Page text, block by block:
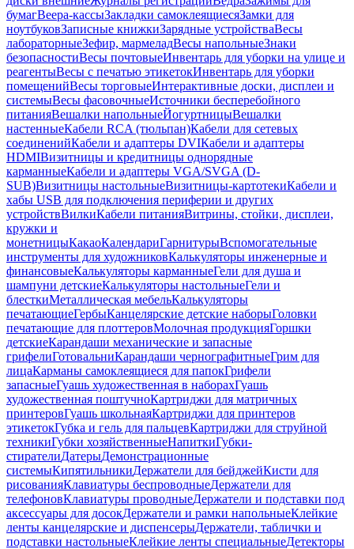
бумагВеера-кассыЗакладки самоклеящиесяЗамки для
ноутбуковЗаписные книжкиЗарядные устройстваВесы
лабораторныеЗефир, мармеладВесы напольныеЗнаки
безопасностиВесы почтовыеИнвентарь для уборки на улице и
реагентыВесы с печатью этикетокИнвентарь для уборки
помещенийВесы торговыеИнтерактивные доски, дисплеи и
системыВесы фасовочныеИсточники бесперебойного
питанияВешалки напольныеЙогуртницыВешалки
настенныеКабели RCA (тюльпан)Кабели для сетевых
соединенийКабели и адаптеры DVIКабели и адаптеры
HDMIВизитницы и кредитницы однорядные
карманныеКабели и адаптеры VGA/SVGA (D-
SUB)Визитницы настольныеВизитницы-картотекиКабели и
хабы USB для подключения периферии и других
устройствВилкиКабели питанияВитрины, стойки, дисплеи,
кружки и
монетницыКакаоКалендариГарнитурыВспомогательные
инструменты для художниковКалькуляторы инженерные и
финансовыеКалькуляторы карманныеГели для душа и
шампуни детскиеКалькуляторы настольныеГели и
блесткиМеталлическая мебельКалькуляторы
печатающиеГербыКанцелярские детские наборыГоловки
печатающие для плоттеровМолочная продукцияГоршки
детскиеКарандаши механические и запасные
грифелиГотовальниКарандаши чернографитныеГрим для
лицаКарманы самоклеящиеся для папокГрифели
запасныеГуашь художественная в наборахГуашь
художественная поштучноКартриджи для матричных
принтеровГуашь школьнаяКартриджи для принтеров
этикетокГубка и гель для пальцевКартриджи для струйной
техникиГубки хозяйственныеНапиткиГубки-
стирателиДатерыДемонстрационные
системыКипятильникиДержатели для бейджейКисти для
рисованияКлавиатуры беспроводныеДержатели для
телефоновКлавиатуры проводныеДержатели и подставки под
аксессуары для досокДержатели и рамки напольныеКлейкие
ленты канцелярские и диспенсерыДержатели, таблички и
подставки настольныеКлейкие ленты специальныеДетекторы